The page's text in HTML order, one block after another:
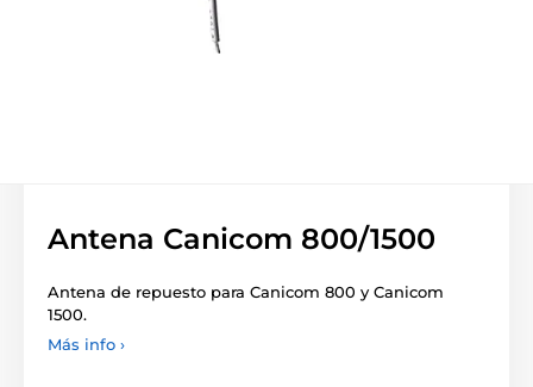
Antena Canicom 800/1500
Antena de repuesto para Canicom 800 y Canicom
1500.
Más info ›